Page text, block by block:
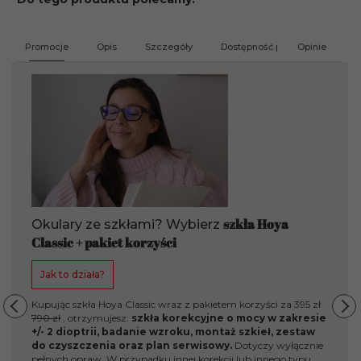
Promocje Opis Szczegóły Dostępność produktu
Opinie
Okulary ze szkłami? Wybierz szkła Hoya
Classic + pakiet korzyści
Jak to działa?
Kupując szkła Hoya Classic wraz z pakietem korzyści za 395 zł
790 zł , otrzymujesz: szkła korekcyjne o mocy w zakresie
+/- 2 dioptrii, badanie wzroku, montaż szkieł, zestaw
do czyszczenia oraz plan serwisowy. Dotyczy wyłącznie